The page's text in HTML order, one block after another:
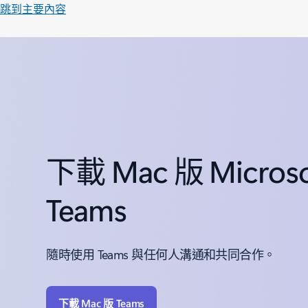
跳到主要內容
下載 Mac 版
Teams
隨時使用 Teams 與任何人溝通和共同合作。
下載 Mac 版 Teams